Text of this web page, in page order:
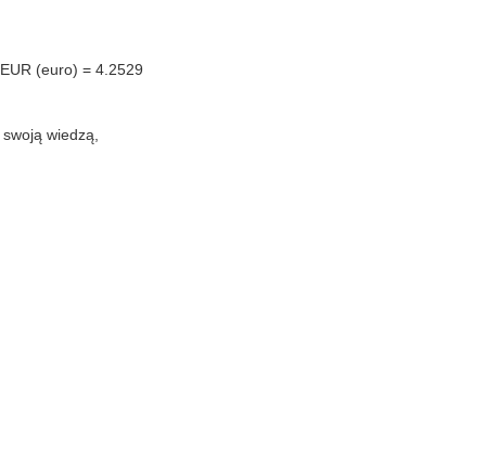
(euro) = 4.2529
wiedzą,